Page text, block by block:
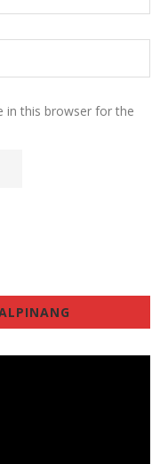
in this browser for the